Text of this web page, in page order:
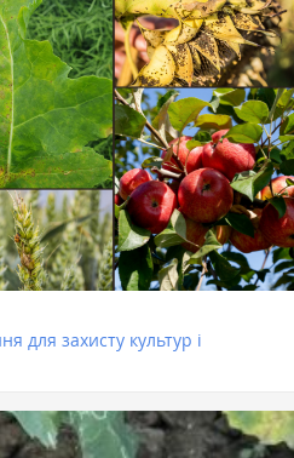
для захисту культур і